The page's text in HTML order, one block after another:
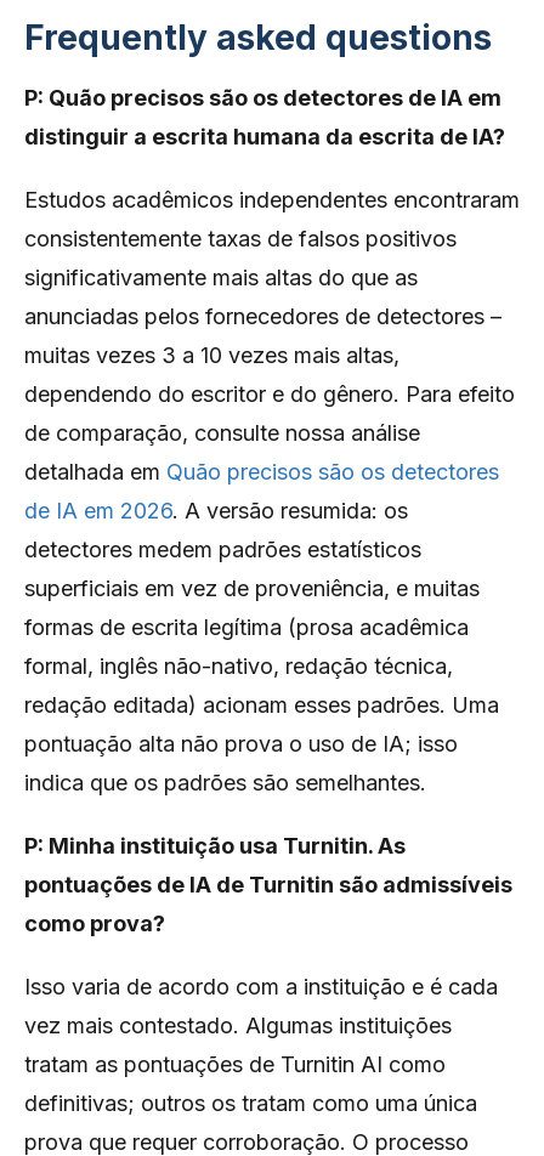
Frequently asked questions
P: Quão precisos são os detectores de IA em
distinguir a escrita humana da escrita de IA?
Estudos acadêmicos independentes encontraram
consistentemente taxas de falsos positivos
significativamente mais altas do que as
anunciadas pelos fornecedores de detectores –
muitas vezes 3 a 10 vezes mais altas,
dependendo do escritor e do gênero. Para efeito
de comparação, consulte nossa análise
detalhada em Quão precisos são os detectores
de IA em 2026. A versão resumida: os
detectores medem padrões estatísticos
superficiais em vez de proveniência, e muitas
formas de escrita legítima (prosa acadêmica
formal, inglês não-nativo, redação técnica,
redação editada) acionam esses padrões. Uma
pontuação alta não prova o uso de IA; isso
indica que os padrões são semelhantes.
P: Minha instituição usa Turnitin. As
pontuações de IA de Turnitin são admissíveis
como prova?
Isso varia de acordo com a instituição e é cada
vez mais contestado. Algumas instituições
tratam as pontuações de Turnitin AI como
definitivas; outros os tratam como uma única
prova que requer corroboração. O processo